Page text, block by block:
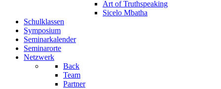
Art of Truthspeaking
Sicelo Mbatha
Schulklassen
Symposium
Seminarkalender
Seminarorte
Netzwerk
Back
Team
Partner